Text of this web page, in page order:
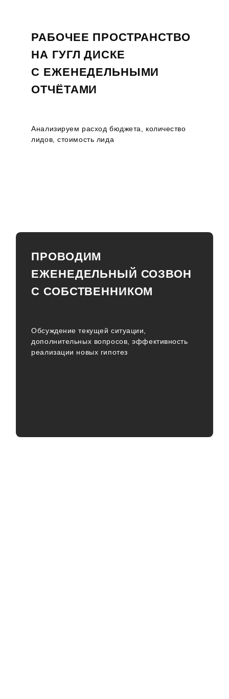
РАБОЧЕЕ ПРОСТРАНСТВО
НА ГУГЛ ДИСКЕ
С ЕЖЕНЕДЕЛЬНЫМИ
ОТЧЁТАМИ
Анализируем расход бюджета, количество
лидов, стоимость лида
ПРОВОДИМ
ЕЖЕНЕДЕЛЬНЫЙ СОЗВОН
С СОБСТВЕННИКОМ
Обсуждение текущей ситуации,
дополнительных вопросов, эффективность
реализации новых гипотез